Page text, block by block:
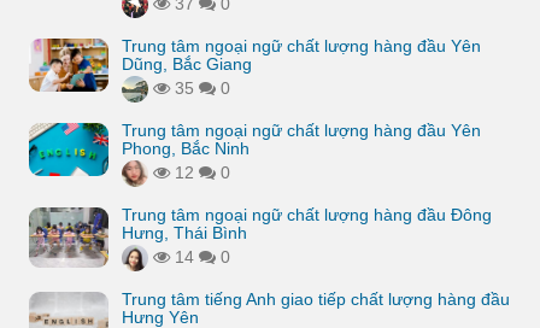
Trung tâm ngoại ngữ chất lượng hàng đầu Yên
Dũng, Bắc Giang
35
0
Trung tâm ngoại ngữ chất lượng hàng đầu Yên
Phong, Bắc Ninh
12
0
Trung tâm ngoại ngữ chất lượng hàng đầu Đông
Hưng, Thái Bình
14
0
Trung tâm tiếng Anh giao tiếp chất lượng hàng đầu
Hưng Yên